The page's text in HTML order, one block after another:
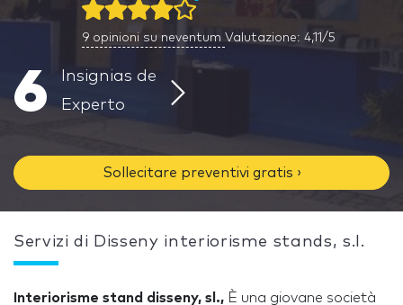
9 opinioni su neventum Valutazione: 4,11/5
6
Insignias de
Experto
Sollecitare preventivi gratis ›
Servizi di Disseny interiorisme stands, s.l.
Interiorisme stand disseny, sl., È una giovane società